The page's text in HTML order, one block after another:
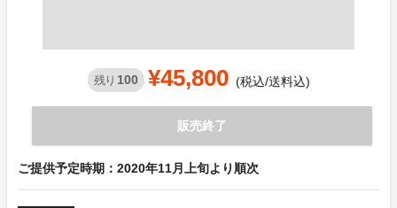
残り 100 ¥45,800 (税込/送料込)
販売終了
ご提供予定時期：2020年11月上旬より順次